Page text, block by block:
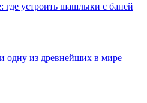
где устроить шашлыки с баней
одну из древнейших в мире